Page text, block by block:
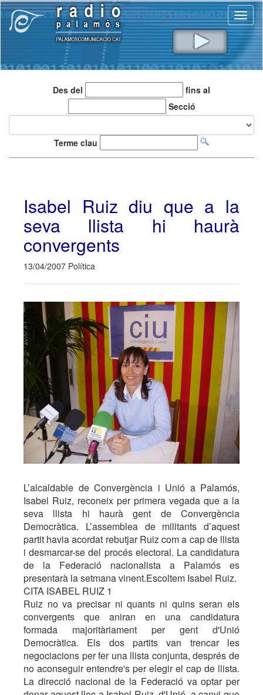
Des del
fins al
Secció
Terme clau
Isabel Ruiz diu que a la
seva llista hi haurà
convergents
13/04/2007 Política
L’alcaldable de Convergència i Unió a Palamós,
Isabel Ruiz, reconeix per primera vegada que a la
seva llista hi haurà gent de Convergència
Democràtica. L’assemblea de militants d’aquest
partit havia acordat rebutjar Ruiz com a cap de llista
i desmarcar-se del procés electoral. La candidatura
de la Federació nacionalista a Palamós es
presentarà la setmana vinent.Escoltem Isabel Ruiz.
CITA ISABEL RUIZ 1
Ruiz no va precisar ni quants ni quins seran els
convergents que aniran en una candidatura
formada majoritàriament per gent d'Unió
Democràtica. Els dos partits van trencar les
negociacions per fer una llista conjunta, després de
no aconseguir entendre's per elegir el cap de llista.
La direcció nacional de la Federació va optar per